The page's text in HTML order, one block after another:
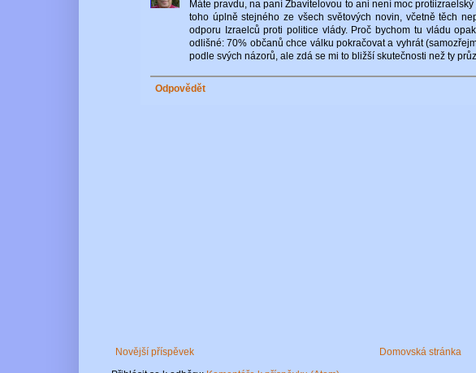
Máte pravdu, na paní Zbavitelovou to ani není moc
toho úplně stejného ze všech světových novin, včetně těch
odporu Izraelců proti politice vlády. Proč bychom tu vládu
odlišné: 70% občanů chce válku pokračovat a vyhrát
podle svých názorů, ale zdá se mi to bližší skutečnosti než ty
Odpovědět
Novější příspěvek
Domovská stránka